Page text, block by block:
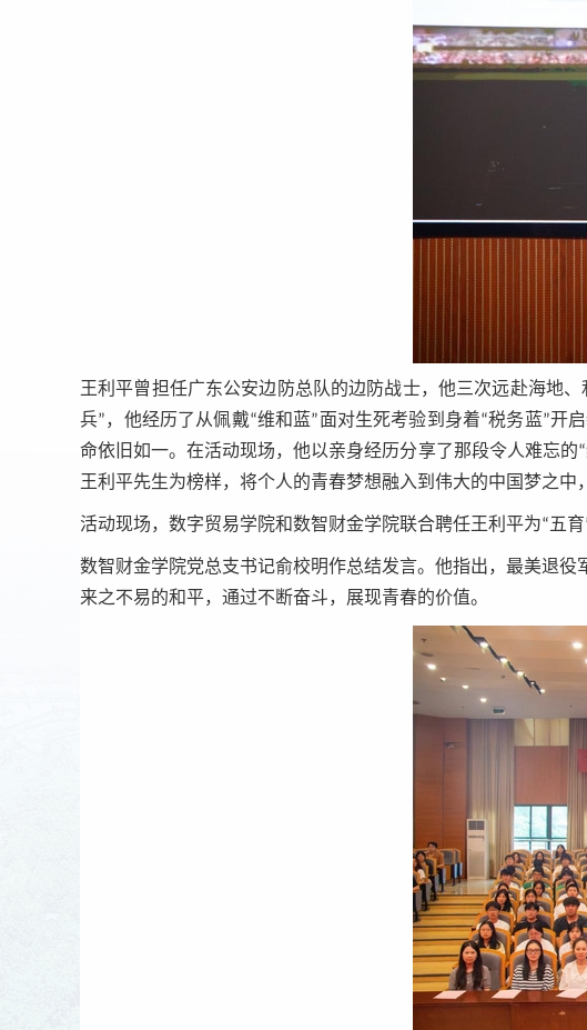
王利平曾担任广东公安边防总队的边防战士，他三次远赴海地
兵”，他经历了从佩戴“维和蓝”面对生死考验到身着“税务蓝”
命依旧如一。在活动现场，他以亲身经历分享了那段令人难忘
王利平先生为榜样，将个人的青春梦想融入到伟大的中国梦之中
活动现场，数字贸易学院和数智财金学院联合聘任王利平为“五
数智财金学院党总支书记俞校明作总结发言。他指出，最美退
来之不易的和平，通过不断奋斗，展现青春的价值。